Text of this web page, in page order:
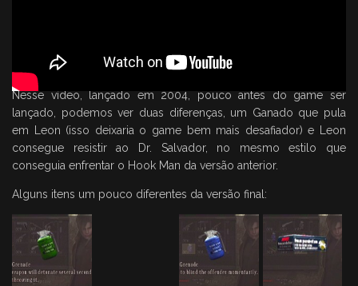
Nesse vídeo, lançado em 2004, pouco antes do game ser
lançado, podemos ver duas diferenças, um Ganado que pula
em Leon (isso deixaria o game bem mais desafiador) e Leon
consegue resistir ao Dr. Salvador, no mesmo estilo que
conseguia enfrentar o Hook Man da versão anterior.
Alguns itens um pouco diferentes da versão final: